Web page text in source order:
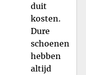
duit
kosten.
Dure
schoenen
hebben
altijd